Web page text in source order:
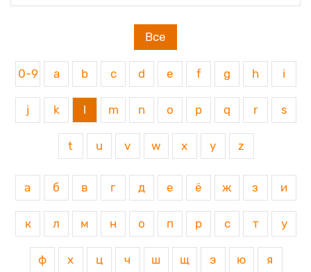
Все
0-9 a b c d e f g h i
j k m n o p q r s
t u v w x y z
а б в г д е ё ж з и
к л м н о п р с т у
ф х ц ч ш щ э ю я